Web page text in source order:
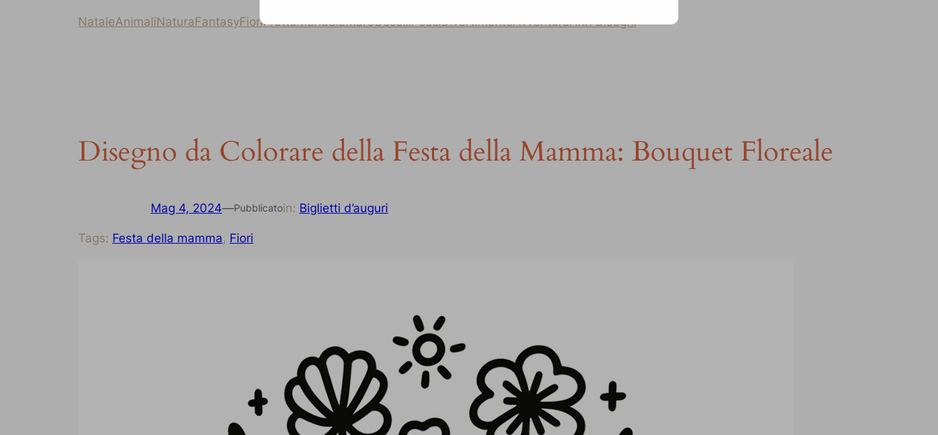
NataleAnimaliNaturaFantasyFioriFruttaMandalaMareUccelliPesciDivertimentoAvventuraAltri Disegni
Disegno da Colorare della Festa della Mamma: Bouquet Floreale
Mag 4, 2024—Pubblicatoin: Biglietti d’auguri
Tags: Festa della mamma, Fiori